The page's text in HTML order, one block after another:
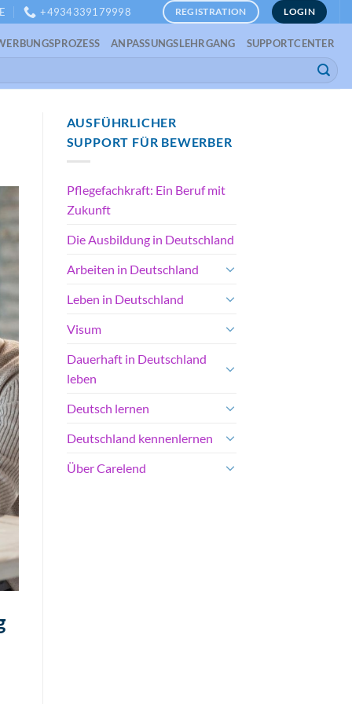
+4934339179998 REGISTRATION LOGIN
ANPASSUNGSLEHRGANG SUPPORTCENTER
AUSFÜHRLICHER
SUPPORT FÜR BEWERBER
Pflegefachkraft: Ein Beruf mit
Zukunft
Die Ausbildung in Deutschland
Arbeiten in Deutschland
Leben in Deutschland
Visum
Dauerhaft in Deutschland
leben
Deutsch lernen
Deutschland kennenlernen
Über Carelend